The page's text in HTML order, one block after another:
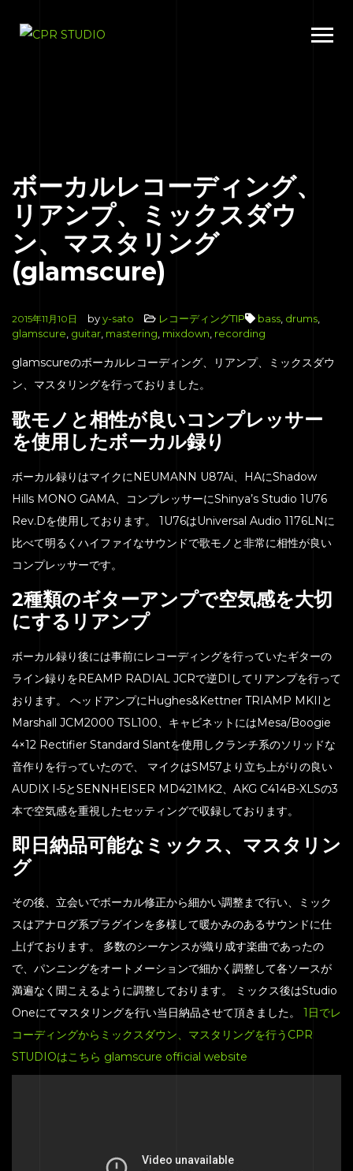
HOME
ボーカルレコーディング、
リアンプ、ミックスダウ
ン、マスタリング
(glamscure)
2015年11月10日 byy-sato レコーディングTIP bass, drums,
glamscure, guitar, mastering, mixdown, recording
glamscureのボーカルレコーディング、リアンプ、ミックスダウ
ン、マスタリングを行っておりました。
歌モノと相性が良いコンプレッサー
を使用したボーカル録り
ボーカル録りはマイクにNEUMANN U87Ai、HAにShadow
Hills MONO GAMA、コンプレッサーにShinya’s Studio 1U76
Rev.Dを使用しております。 1U76はUniversal Audio 1176LNに
比べて明るくハイファイなサウンドで歌モノと非常に相性が良い
コンプレッサーです。
2種類のギターアンプで空気感を大切
にするリアンプ
ボーカル録り後には事前にレコーディングを行っていたギターの
ライン録りをREAMP RADIAL JCRで逆DIしてリアンプを行って
おります。 ヘッドアンプにHughes&Kettner TRIAMP MKIIと
Marshall JCM2000 TSL100、キャビネットにはMesa/Boogie
4×12 Rectifier Standard Slantを使用しクランチ系のソリッドな
音作りを行っていたので、 マイクはSM57より立ち上がりの良い
AUDIX I-5とSENNHEISER MD421MK2、AKG C414B-XLSの3
本で空気感を重視したセッティングで収録しております。
即日納品可能なミックス、マスタリン
グ
その後、立会いでボーカル修正から細かい調整まで行い、ミック
スはアナログ系プラグインを多様して暖かみのあるサウンドに仕
上げております。 多数のシーケンスが織り成す楽曲であったの
で、パンニングをオートメーションで細かく調整して各ソースが
満遍なく聞こえるように調整しております。 ミックス後はStudio
Oneにてマスタリングを行い当日納品させて頂きました。 1日でレ
コーディングからミックスダウン、マスタリングを行うCPR
STUDIOはこちら glamscure official website